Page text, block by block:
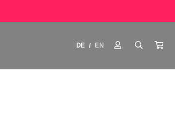
DE / EN